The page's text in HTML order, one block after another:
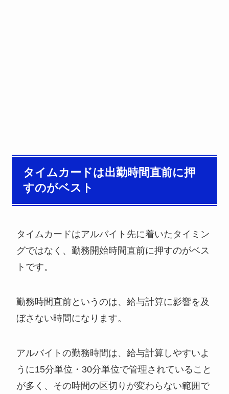
タイムカードは出勤時間直前に押
すのがベスト
タイムカードはアルバイト先に着いたタイミン
グではなく、勤務開始時間直前に押すのがベス
トです。
勤務時間直前というのは、給与計算に影響を及
ぼさない時間になります。
アルバイトの勤務時間は、給与計算しやすいよ
うに15分単位・30分単位で管理されていること
が多く、その時間の区切りが変わらない範囲で